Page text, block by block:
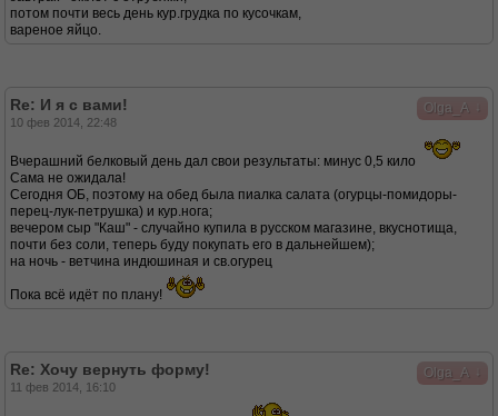
потом почти весь день кур.грудка по кусочкам,
вареное яйцо.
Olga_A
Re: И я с вами!
10 фев 2014, 22:48
Вчерашний белковый день дал свои результаты: минус 0,5 кило
Сама не ожидала!
Сегодня ОБ, поэтому на обед была пиалка салата (огурцы-помидоры-
перец-лук-петрушка) и кур.нога;
вечером сыр "Каш" - случайно купила в русском магазине, вкуснотища,
почти без соли, теперь буду покупать его в дальнейшем);
на ночь - ветчина индюшиная и св.огурец
Пока всё идёт по плану!
Olga_A
Re: Хочу вернуть форму!
11 фев 2014, 16:10